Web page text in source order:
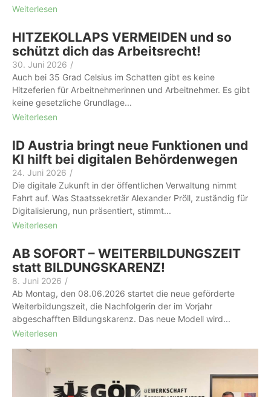
Weiterlesen
HITZEKOLLAPS VERMEIDEN und so
schützt dich das Arbeitsrecht!
30. Juni 2026 /
Auch bei 35 Grad Celsius im Schatten gibt es keine
Hitzeferien für Arbeit­nehmer­innen und Arbeitnehmer. Es gibt
keine gesetzliche Grundlage...
Weiterlesen
ID Austria bringt neue Funktionen und
KI hilft bei digitalen Behördenwegen
24. Juni 2026 /
Die digitale Zukunft in der öffentlichen Verwaltung nimmt
Fahrt auf. Was Staatssekretär Alexander Pröll, zuständig für
Digitalisierung, nun präsentiert, stimmt...
Weiterlesen
AB SOFORT – WEITERBILDUNGSZEIT
statt BILDUNGSKARENZ!
8. Juni 2026 /
Ab Montag, den 08.06.2026 startet die neue geförderte
Weiterbildungszeit, die Nachfolgerin der im Vorjahr
abgeschafften Bildungskarenz. Das neue Modell wird...
Weiterlesen